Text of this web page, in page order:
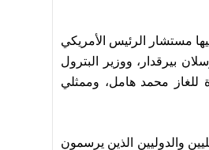
مستشار الرئيس الأمريكي
بيرقدار، ووزير البترول
للغاز محمد هامل، وممثلي
والدوليين الذين يرسمون